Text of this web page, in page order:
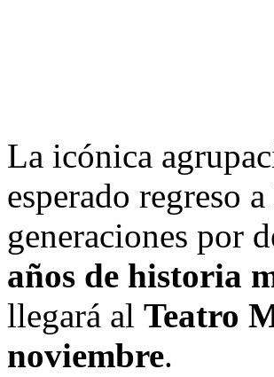
La icónica
esperado regreso
generaciones por
años de historia
llegará al Teatro
noviembre.